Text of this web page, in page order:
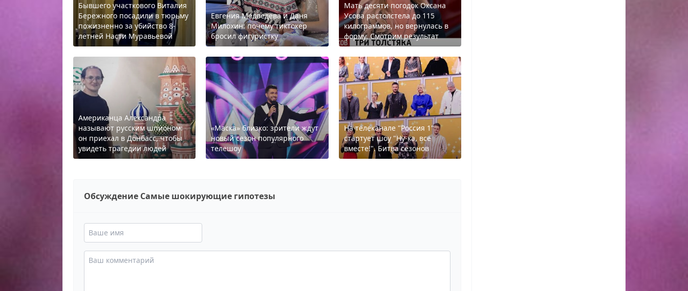
Бывшего участкового Виталия
Бережного посадили в тюрьму
пожизненно за убийство 8-
летней Насти Муравьевой
Евгения Медведева и Даня
Милохин: почему тиктокер
бросил фигуристку
Мать десяти погодок Оксана
Усова растолстела до 115
килограммов, но вернулась в
форму. Смотрим результат
Американца Александра
называют русским шпионом:
он приехал в Донбасс, чтобы
увидеть трагедии людей
«Маска» близко: зрители ждут
новый сезон популярного
телешоу
На телеканале "Россия 1"
стартует шоу "Ну-ка, все
вместе!". Битва сезонов
Обсуждение Самые шокирующие гипотезы